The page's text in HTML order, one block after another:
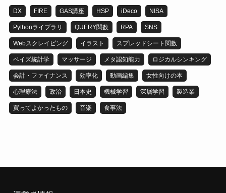
DX FIRE GAS講座 HSP iDeco NISA
Pythonライブラリ QUERY関数 RPA SNS
Webスクレイピング イラスト スプレッドシート関数
ベイズ統計学 マッサージ メタ認知能力 ロジカルシンキング
会計・ファイナンス 効率化 動画編集 女性向けの本
心理療法 政治 日本史 機械学習 深層学習 製造業
買ってよかったもの 音楽 食事法